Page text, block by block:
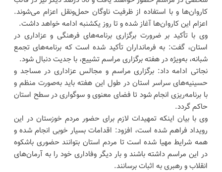
کاروان‌ها و با استفاده از ظرفیت ناوگان حمل‌ونقل اعزام می‌شوند.
اعزام این کاروان‌ها آغاز شده و تا روز یکشنبه ادامه خواهد داشت.
وی با تأکید بر ضرورت برگزاری برنامه‌های فرهنگی و عزاداری در
استان، گفت: به فرمانداران تأکید شده است که برنامه‌های تجمع
شبانه، به‌ویژه در هفته برگزاری مراسم تشییع، با جدیت دنبال شود.
نجاتی ادامه داد: برگزاری مراسم و مجالس عزاداری در مساجد و
حسینیه‌های سراسر استان در طول این هفته باید به‌صورت منظم و
با برنامه‌ریزی انجام شود تا فضای معنوی و سوگواری در سطح استان
حاکم گردد.
وی با بیان اینکه تمهیدات لازم برای حضور مردم خوزستان در این
رویداد فراهم شده است، افزود: اقدامات بسیار خوبی انجام شده و
همه شرایط مهیا شده است تا مردم استان بتوانند حضوری باشکوه
در این مراسم داشته باشند و بار دیگر وفاداری خود را به آرمان‌های
انقلاب و رهبری به اثبات برسانند.